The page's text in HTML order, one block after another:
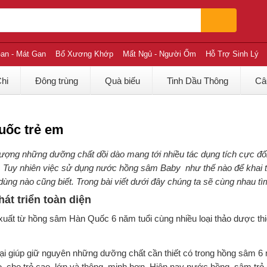
- Mát Gan Bổ Xương Khớp Mất Ngủ - Người Ốm Hỗ Trợ Sinh Lý
Đông trùng Quà biếu Tinh Dầu Thông
trẻ em
những dưỡng chất dồi dào mang tới nhiều tác dụng tích cực
nhiên việc sử dụng nước hồng sâm Baby như thế nào để khai
nào cũng biết. Trong bài viết dưới đây chúng ta sẽ cùng nhau
triển toàn diện
từ hồng sâm Hàn Quốc 6 năm tuổi cùng nhiều loại thảo dược
giữ nguyên những dưỡng chất cần thiết có trong hồng sâm 6